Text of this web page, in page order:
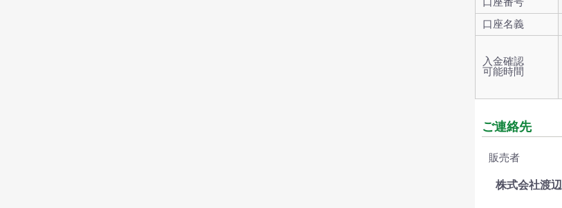
口座名義
入金確認
可能時間
ご連絡先
販売者
株式会社渡辺